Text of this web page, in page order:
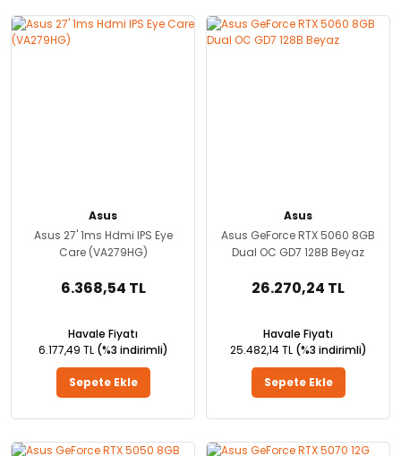
Asus
Asus 27' 1ms Hdmi IPS Eye
Care (VA279HG)
6.368,54 TL
Havale Fiyatı
6.177,49 TL (%3 indirimli)
Sepete Ekle
Asus
Asus GeForce RTX 5060 8GB
Dual OC GD7 128B Beyaz
26.270,24 TL
Havale Fiyatı
25.482,14 TL (%3 indirimli)
Sepete Ekle